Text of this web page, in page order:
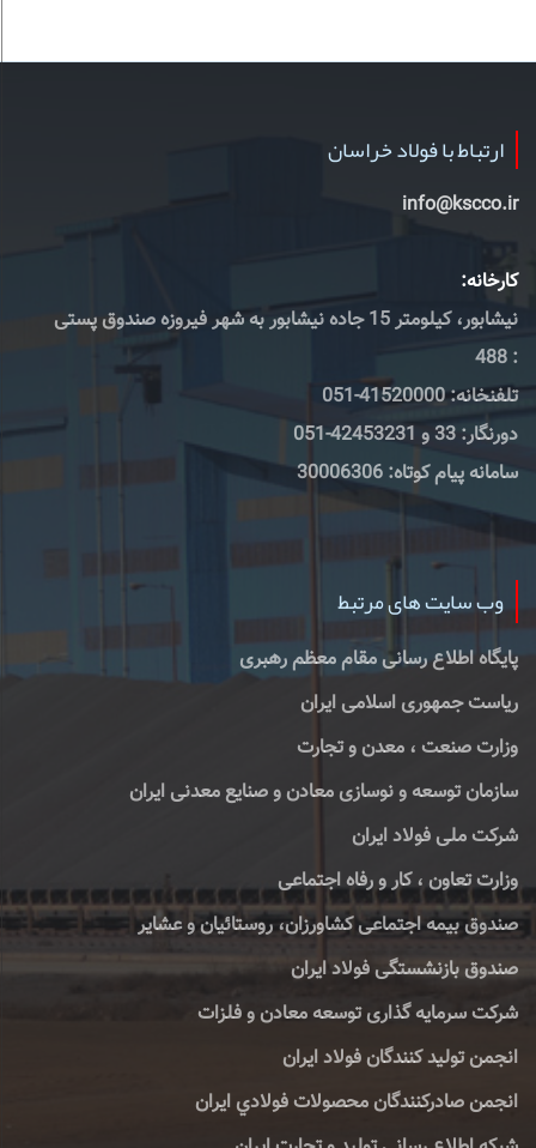
ارتباط با فولاد خراسان
info@kscco.ir
کارخانه:
نیشابور، کیلومتر 15 جاده نیشابور به شهر فیروزه صندوق پستی
: 488
تلفنخانه: 41520000-051
دورنگار: 33 و 42453231-051
سامانه پیام کوتاه: 30006306
وب سایت های مرتبط
پایگاه اطلاع رسانی مقام معظم رهبری
ریاست جمهوری اسلامی ایران
وزارت صنعت ، معدن و تجارت
سازمان توسعه و نوسازی معادن و صنایع معدنی ایران
شرکت ملی فولاد ایران
وزارت تعاون ، کار و رفاه اجتماعی
صندوق بیمه اجتماعی کشاورزان، روستائیان و عشایر
صندوق بازنشستگی فولاد ایران
شرکت سرمایه گذاری توسعه معادن و فلزات
انجمن تولید کنندگان فولاد ایران
انجمن صادركنندگان محصولات فولادي ايران